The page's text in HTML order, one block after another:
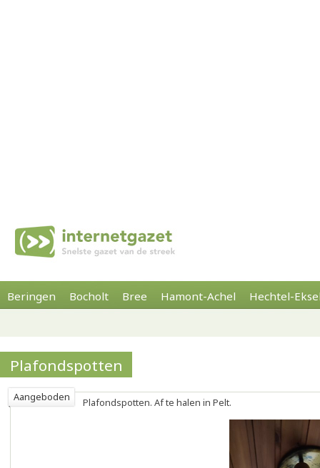
Beringen Bocholt Bree Hamont-Achel Hechtel-
Plafondspotten
Aangeboden Plafondspotten. Af te halen in Pelt.